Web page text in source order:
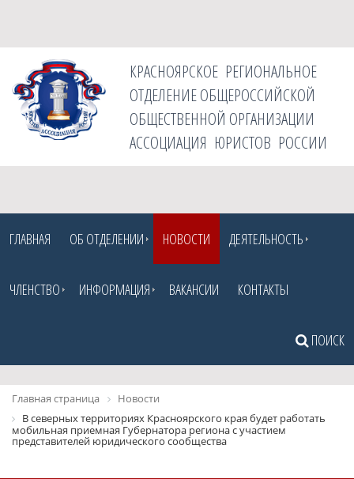
КРАСНОЯРСКОЕ РЕГИОНАЛЬНОЕ
ОТДЕЛЕНИЕ ОБЩЕРОССИЙСКОЙ
ОБЩЕСТВЕННОЙ ОРГАНИЗАЦИИ
АССОЦИАЦИЯ ЮРИСТОВ РОССИИ
ГЛАВНАЯ ОБ ОТДЕЛЕНИИ НОВОСТИ ДЕЯТЕЛЬНОСТЬ
ЧЛЕНСТВО ИНФОРМАЦИЯ ВАКАНСИИ КОНТАКТЫ
ПОИСК
Главная страница
Новости
В северных территориях Красноярского края будет работать
мобильная приемная Губернатора региона с участием
представителей юридического сообщества